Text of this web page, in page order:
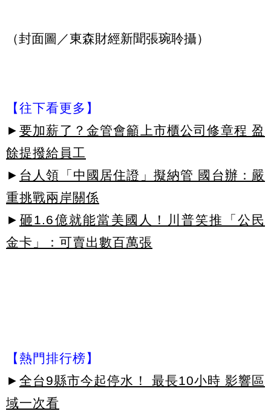
（封面圖／東森財經新聞張琬聆攝）
【往下看更多】
► 要加薪了？金管會籲上市櫃公司修章程 盈
餘提撥給員工
► 台人領「中國居住證」擬納管 國台辦：嚴
重挑戰兩岸關係
► 砸1.6億就能當美國人！川普笑推「公民
金卡」：可賣出數百萬張
【熱門排行榜】
► 全台9縣市今起停水！ 最長10小時 影響區
域一次看